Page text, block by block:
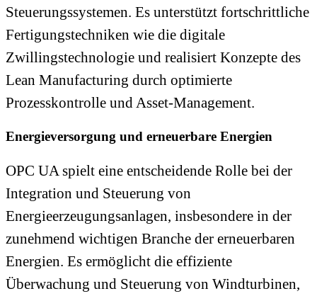
Steuerungssystemen. Es unterstützt fortschrittliche
Fertigungstechniken wie die digitale
Zwillingstechnologie und realisiert Konzepte des
Lean Manufacturing durch optimierte
Prozesskontrolle und Asset-Management.
Energieversorgung und erneuerbare Energien
OPC UA spielt eine entscheidende Rolle bei der
Integration und Steuerung von
Energieerzeugungsanlagen, insbesondere in der
zunehmend wichtigen Branche der erneuerbaren
Energien. Es ermöglicht die effiziente
Überwachung und Steuerung von Windturbinen,